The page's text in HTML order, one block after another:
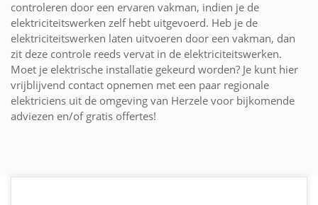
controleren door een ervaren vakman, indien je de
elektriciteitswerken zelf hebt uitgevoerd. Heb je de
elektriciteitswerken laten uitvoeren door een vakman, dan
zit deze controle reeds vervat in de elektriciteitswerken.
Moet je elektrische installatie gekeurd worden? Je kunt hier
vrijblijvend contact opnemen met een paar regionale
elektriciens uit de omgeving van Herzele voor bijkomende
adviezen en/of gratis offertes!